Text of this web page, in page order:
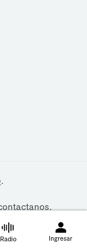
.
.
Radio Ingresar